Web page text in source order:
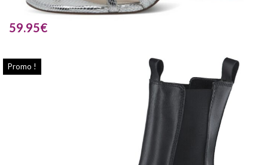
59.95€
Promo !